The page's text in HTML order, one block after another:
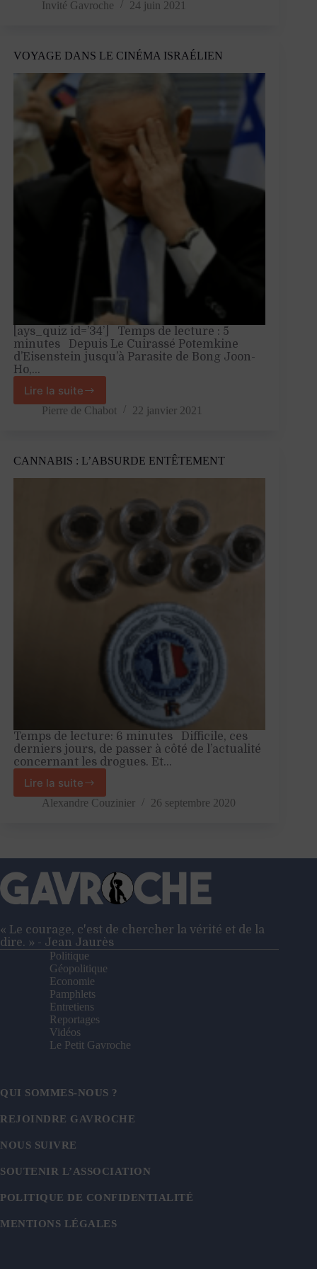
finir
énergétique
Invité Gavroche 24 juin 2021
VOYAGE DANS LE CINÉMA ISRAÉLIEN
[ays_quiz id=’34’] Temps de lecture : 5
minutes Depuis Le Cuirassé Potemkine
d’Eisenstein jusqu’à Parasite de Bong Joon-
Ho,…
Lire la suite
Voyage
dans
Pierre de Chabot 22 janvier 2021
CANNABIS : L’ABSURDE ENTÊTEMENT
Temps de lecture: 6 minutes Difficile, ces
derniers jours, de passer à côté de l’actualité
concernant les drogues. Et…
Lire la suite
Cannabis
:
Alexandre Couzinier 26 septembre 2020
« Le courage, c'est de chercher la vérité et de la
dire. » - Jean Jaurès
Politique
Géopolitique
Economie
Pamphlets
Entretiens
Reportages
Vidéos
Le Petit Gavroche
QUI SOMMES-NOUS ?
REJOINDRE GAVROCHE
NOUS SUIVRE
SOUTENIR L’ASSOCIATION
POLITIQUE DE CONFIDENTIALITÉ
MENTIONS LÉGALES